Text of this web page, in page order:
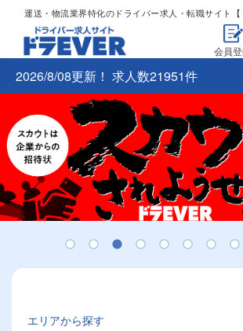
運送・物流業界特化のドライバー求人・転職サイト【
会員
2026/8/08更新！ 求人数21951件
エリアから探す